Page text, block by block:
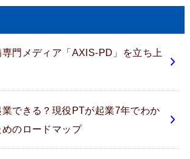
門メディア「AXIS-PD」を立ち上
できる？現役PTが起業7年でわか
のロードマップ